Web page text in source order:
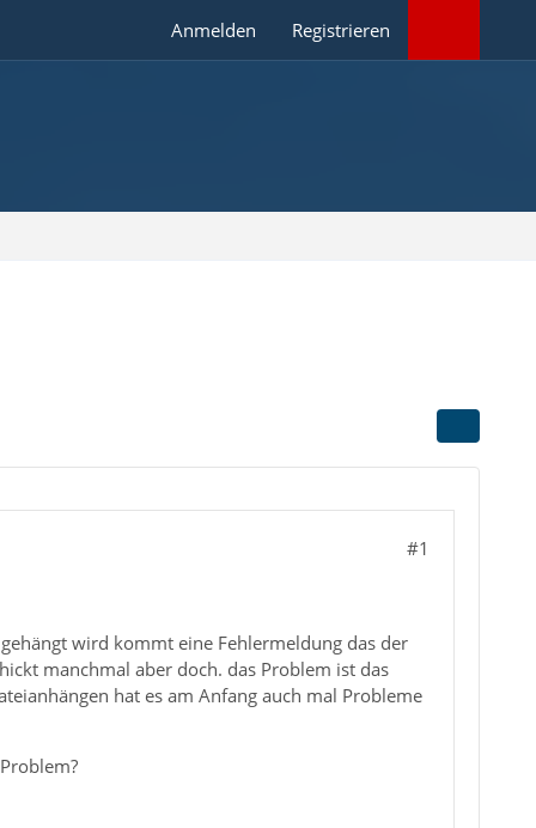
Anmelden Registrieren
#1
wird kommt eine Fehlermeldung das der
manchmal aber doch. das Problem ist das
hat es am Anfang auch mal Probleme